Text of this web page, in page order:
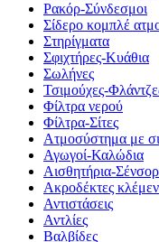
Ρακόρ-Σύνδεσμοι
Σίδερο κομπλέ
Στηρίγματα
Σφιχτήρες-Κυάθια
Σωλήνες
Τσιμούχες-
Φίλτρα νερού
Φίλτρα-Σίτες
Ατμοσύστημα με
Αγωγοί-Καλώδια
Αισθητήρια-
Ακροδέκτες
Αντιστάσεις
Αντλίες
Βαλβίδες